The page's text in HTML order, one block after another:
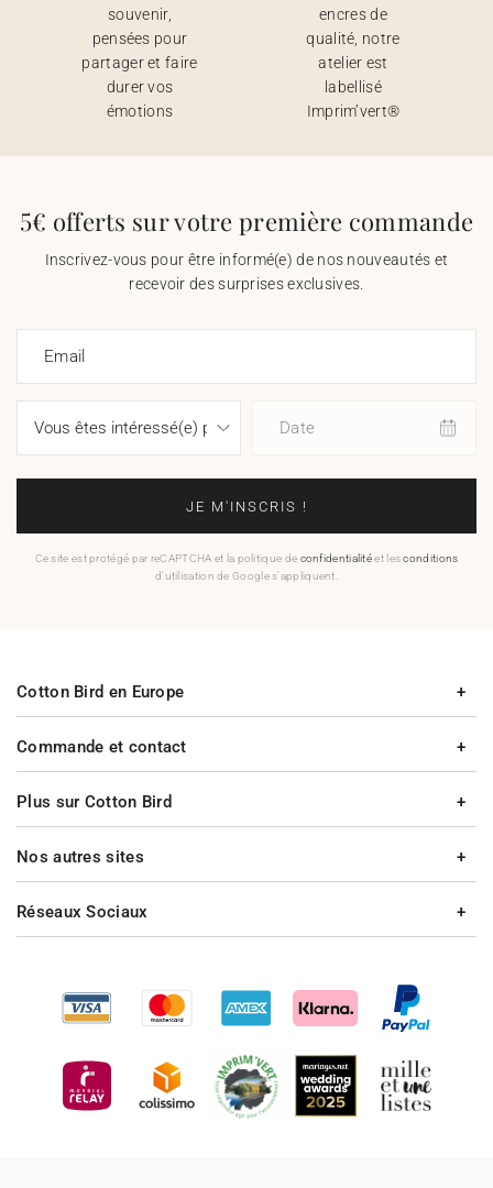
souvenir,
pensées pour
partager et faire
durer vos
émotions
encres de
qualité, notre
atelier est
labellisé
Imprim’vert®
5€ offerts sur votre première commande
Inscrivez-vous pour être informé(e) de nos nouveautés et
recevoir des surprises exclusives.
Email
Date
JE M'INSCRIS !
Ce site est protégé par reCAPTCHA et la politique de confidentialitéet lesconditions
d'utilisation de Google s'appliquent.
Commande et contact
Plus sur Cotton Bird
Cotton Bird en Europe
Nos autres sites
Réseaux Sociaux